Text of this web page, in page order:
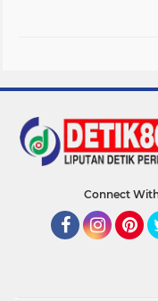
Connect